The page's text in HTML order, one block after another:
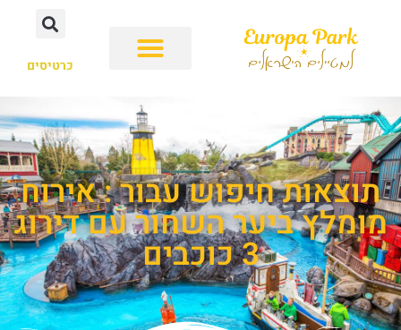
כרטיסים
תוצאות חיפוש עבור : אירוח
מומלץ ביער השחור עם דירוג
3 כוכבים